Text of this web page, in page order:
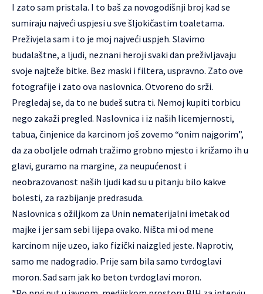
I zato sam pristala. I to baš za novogodišnji broj kad se
sumiraju najveći uspjesi u sve šljokičastim toaletama.
Preživjela sam i to je moj najveći uspjeh. Slavimo
budalaštne, a ljudi, neznani heroji svaki dan preživljavaju
svoje najteže bitke. Bez maski i filtera, uspravno. Zato ove
fotografije i zato ova naslovnica. Otvoreno do srži.
Pregledaj se, da to ne budeš sutra ti. Nemoj kupiti torbicu
nego zakaži pregled. Naslovnica i iz naših licemjernosti,
tabua, činjenice da karcinom još zovemo “onim najgorim”,
da za oboljele odmah tražimo grobno mjesto i križamo ih u
glavi, guramo na margine, za neupućenost i
neobrazovanost naših ljudi kad su u pitanju bilo kakve
bolesti, za razbijanje predrasuda.
Naslovnica s ožiljkom za Unin nematerijalni imetak od
majke i jer sam sebi lijepa ovako. Ništa mi od mene
karcinom nije uzeo, iako fizički naizgled jeste. Naprotiv,
samo me nadogradio. Prije sam bila samo tvrdoglavi
moron. Sad sam jak ko beton tvrdoglavi moron.